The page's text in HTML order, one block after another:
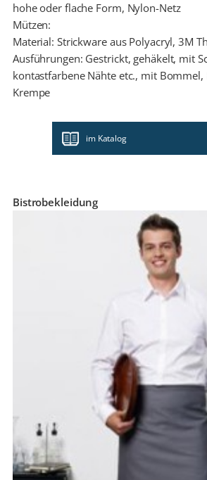
hohe oder flache Form, Nylon-Netz
Mützen:
Material: Strickware aus Polyacryl, 3M
Ausführungen: Gestrickt, gehäkelt, mit
kontastfarbene Nähte etc., mit Bommel,
Krempe
im Katalog
Bistrobekleidung